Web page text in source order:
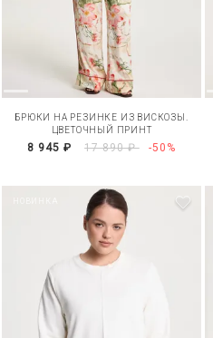
БРЮКИ НА РЕЗИНКЕ ИЗ ВИСКОЗЫ.
ЦВЕТОЧНЫЙ ПРИНТ
8 945 ₽ 17 890 ₽ -50%